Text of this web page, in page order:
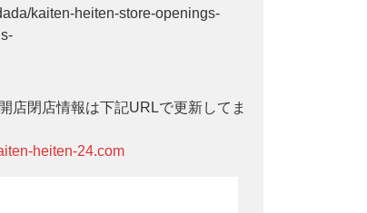
kaiten-heiten-store-openings-
店閉店情報は下記URLで更新してま
heiten-24.com